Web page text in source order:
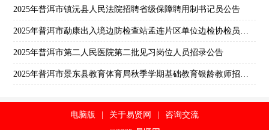
2025年普洱市镇沅县人民法院招聘省级保障聘用制书记员公告
2025年普洱市勐康出入境边防检查站孟连片区单位边检协检员招聘公告
2025年普洱市第二人民医院第二批见习岗位人员招录公告
2025年普洱市景东县教育体育局秋季学期基础教育银龄教师招募公告
电脑版 关于易贤网
咨询交流